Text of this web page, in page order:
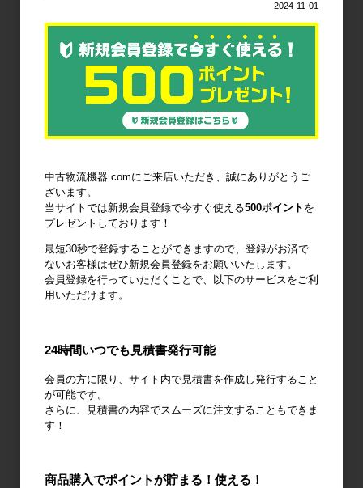
フォークリフ
トスロープ
コンベア
作業台 梱包資材
梱包機・封函
機
ノーパンクタ
イヤ
作業環境改善 廃棄物減容機
2024-11-01
中古物流機器.comにご来店いただき、誠にありがとうご
ざいます。
当サイトでは新規会員登録で今すぐ使える500ポイント を
プレゼントしております！
最短30秒で登録することができますので、登録がお済で
ないお客様はぜひ新規会員登録をお願いいたします。
会員登録を行っていただくことで、以下のサービスをご利
用いただけます。
24時間いつでも見積書発行可能
会員の方に限り、サイト内で見積書を作成し発行すること
が可能です。
さらに、見積書の内容でスムーズに注文することもできま
す！
商品購入でポイントが貯まる！使える！